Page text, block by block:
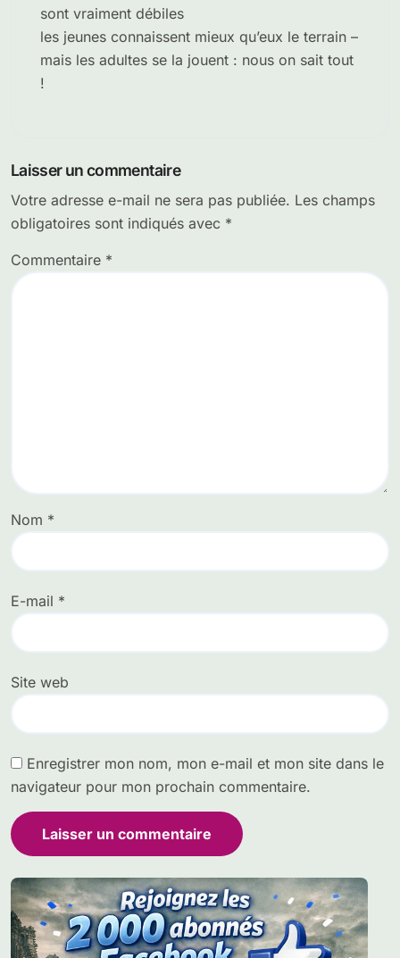
sont vraiment débiles
les jeunes connaissent mieux qu’eux le terrain –
mais les adultes se la jouent : nous on sait tout
!
Laisser un commentaire
Votre adresse e-mail ne sera pas publiée. Les champs
obligatoires sont indiqués avec *
Commentaire *
Nom *
E-mail *
Site web
Enregistrer mon nom, mon e-mail et mon site dans le
navigateur pour mon prochain commentaire.